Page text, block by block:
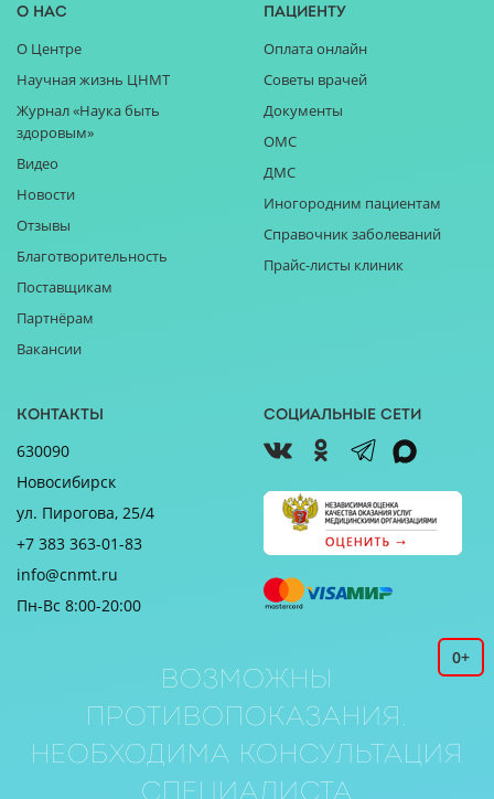
О нас
О Центре
Научная жизнь ЦНМТ
Журнал «Наука быть
здоровым»
Видео
Новости
Отзывы
Благотворительность
Поставщикам
Партнёрам
Вакансии
Пациенту
Оплата онлайн
Советы врачей
Документы
ОМС
ДМС
Иногородним пациентам
Справочник заболеваний
Прайс-листы клиник
Контакты
630090
Новосибирск
ул. Пирогова, 25/4
+7 383 363-01-83
info@cnmt.ru
Пн-Вс 8:00-20:00
Социальные сети
0+
Возможны
противопоказания.
Необходима консультация
специалиста